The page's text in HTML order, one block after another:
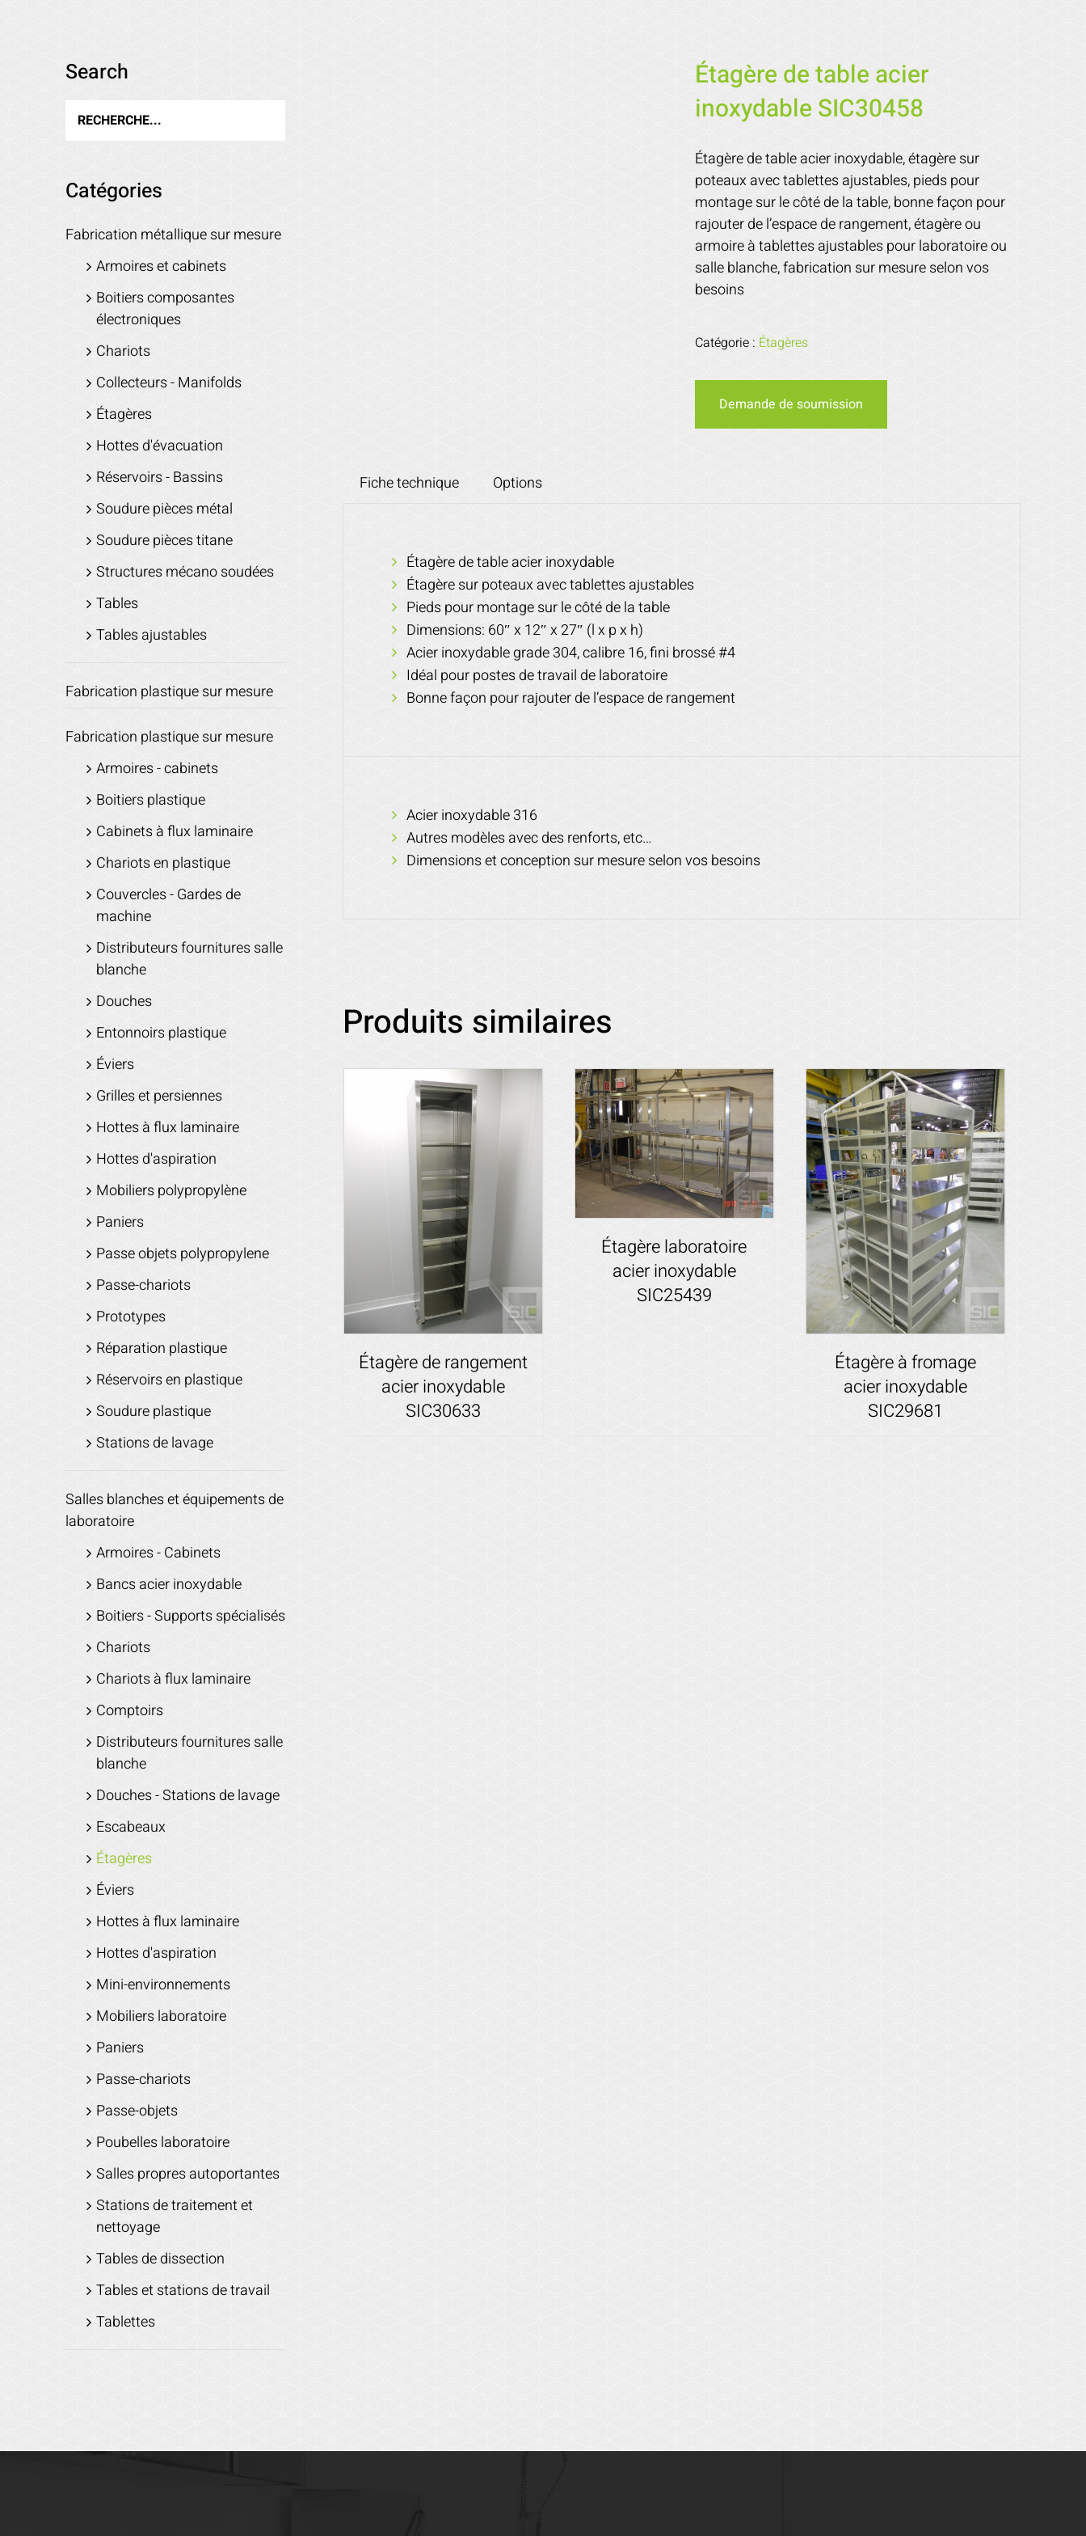
Étagère de table acier
inoxydable SIC30458
Étagère de table acier inoxydable, étagère sur
poteaux avec tablettes ajustables, pieds pour
montage sur le côté de la table, bonne façon pour
rajouter de l’espace de rangement, étagère ou
armoire à tablettes ajustables pour laboratoire ou
salle blanche, fabrication sur mesure selon vos
besoins
Catégorie : Étagères
Demande de soumission
Fiche technique Options
Étagère de table acier inoxydable
Étagère sur poteaux avec tablettes ajustables
Pieds pour montage sur le côté de la table
Dimensions: 60″ x 12″ x 27″ (l x p x h)
Acier inoxydable grade 304, calibre 16, fini brossé #4
Idéal pour postes de travail de laboratoire
Bonne façon pour rajouter de l’espace de rangement
Acier inoxydable 316
Autres modèles avec des renforts, etc…
Dimensions et conception sur mesure selon vos besoins
Produits similaires
Étagère de rangement
acier inoxydable
SIC30633
Étagère laboratoire
acier inoxydable
SIC25439
Étagère à fromage
acier inoxydable
SIC29681
Search
Catégories
Fabrication métallique sur mesure
Armoires et cabinets
Boitiers composantes
électroniques
Chariots
Collecteurs - Manifolds
Étagères
Hottes d'évacuation
Réservoirs - Bassins
Soudure pièces métal
Soudure pièces titane
Structures mécano soudées
Tables
Tables ajustables
Fabrication plastique sur mesure
Fabrication plastique sur mesure
Armoires - cabinets
Boitiers plastique
Cabinets à flux laminaire
Chariots en plastique
Couvercles - Gardes de
machine
Distributeurs fournitures salle
blanche
Douches
Entonnoirs plastique
Éviers
Grilles et persiennes
Hottes à flux laminaire
Hottes d'aspiration
Mobiliers polypropylène
Paniers
Passe objets polypropylene
Passe-chariots
Prototypes
Réparation plastique
Réservoirs en plastique
Soudure plastique
Stations de lavage
Salles blanches et équipements de
laboratoire
Armoires - Cabinets
Bancs acier inoxydable
Boitiers - Supports spécialisés
Chariots
Chariots à flux laminaire
Comptoirs
Distributeurs fournitures salle
blanche
Douches - Stations de lavage
Escabeaux
Étagères
Éviers
Hottes à flux laminaire
Hottes d'aspiration
Mini-environnements
Mobiliers laboratoire
Paniers
Passe-chariots
Passe-objets
Poubelles laboratoire
Salles propres autoportantes
Stations de traitement et
nettoyage
Tables de dissection
Tables et stations de travail
Tablettes